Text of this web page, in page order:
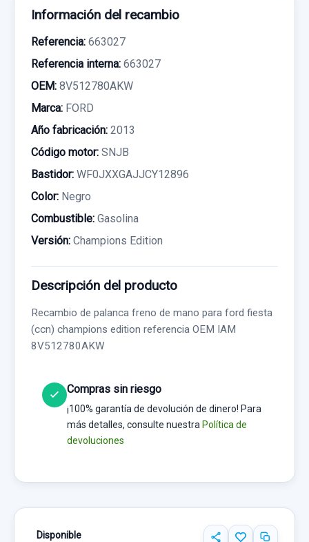
Información del recambio
Referencia: 663027
Referencia interna: 663027
OEM: 8V512780AKW
Marca: FORD
Año fabricación: 2013
Código motor: SNJB
Bastidor: WF0JXXGAJJCY12896
Color: Negro
Combustible: Gasolina
Versión: Champions Edition
Descripción del producto
Recambio de palanca freno de mano para ford fiesta
(ccn) champions edition referencia OEM IAM
8V512780AKW
Compras sin riesgo
¡100% garantía de devolución de dinero! Para
más detalles, consulte nuestra Política de
devoluciones
Disponible